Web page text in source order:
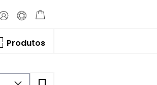
Produtos